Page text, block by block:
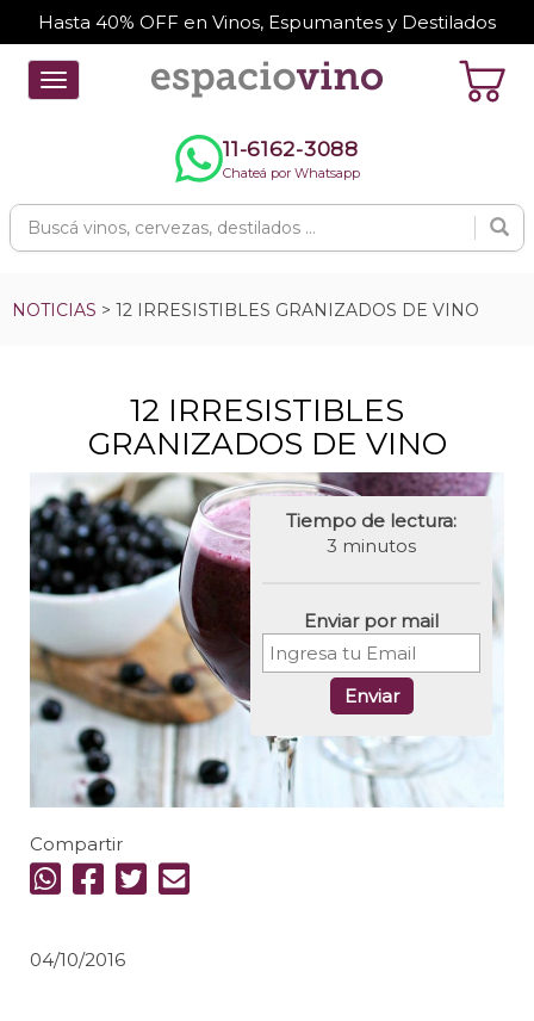
Hasta 40% OFF en Vinos, Espumantes y Destilados
Toggle
navigation
11-6162-3088
Chateá por Whatsapp
NOTICIAS > 12 IRRESISTIBLES GRANIZADOS DE VINO
12 IRRESISTIBLES
GRANIZADOS DE VINO
Tiempo de lectura:
3 minutos
Enviar por mail
Enviar
Compartir
04/10/2016